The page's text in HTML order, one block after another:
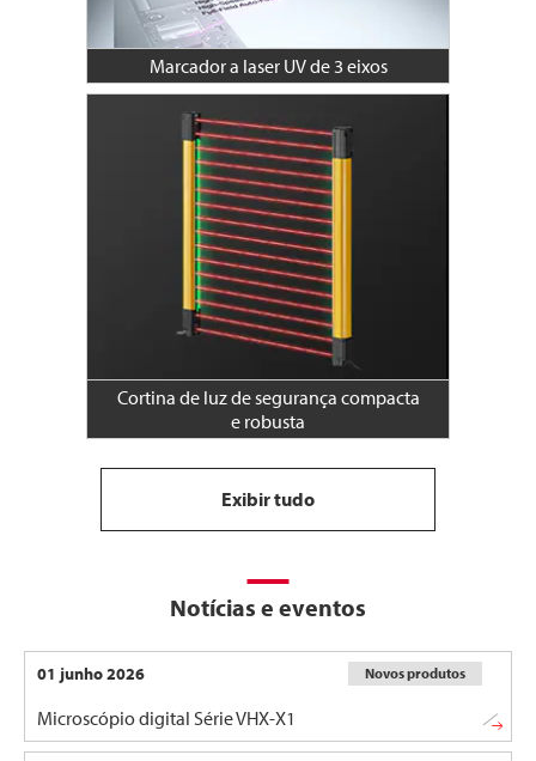
Marcador a laser UV de 3 eixos
Cortina de luz de segurança compacta
e robusta
Exibir tudo
Notícias e eventos
01 junho 2026 Novos produtos
Microscópio digital Série VHX-X1